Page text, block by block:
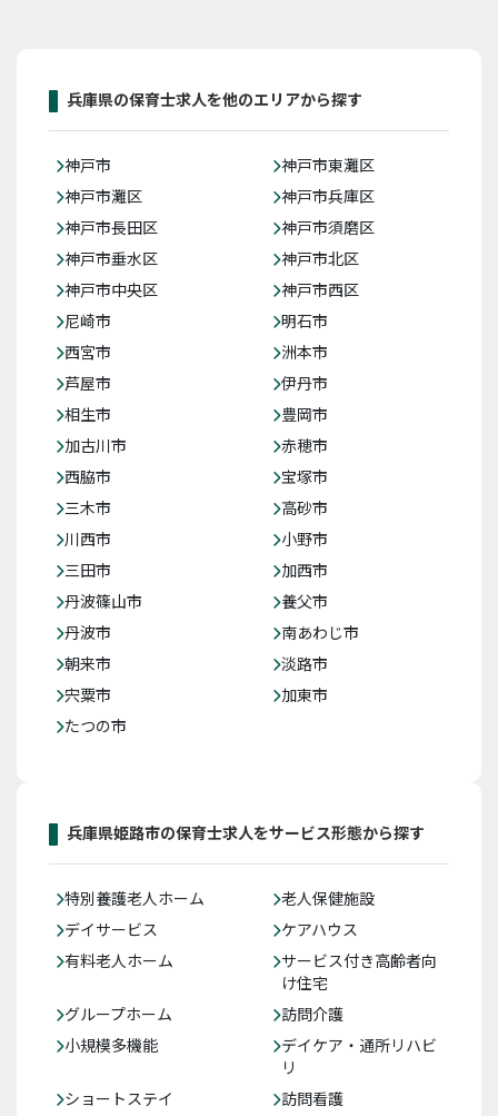
兵庫県の保育士求人を他のエリアから探す
神戸市
神戸市東灘区
神戸市灘区
神戸市兵庫区
神戸市長田区
神戸市須磨区
神戸市垂水区
神戸市北区
神戸市中央区
神戸市西区
尼崎市
明石市
西宮市
洲本市
芦屋市
伊丹市
相生市
豊岡市
加古川市
赤穂市
西脇市
宝塚市
三木市
高砂市
川西市
小野市
三田市
加西市
丹波篠山市
養父市
丹波市
南あわじ市
朝来市
淡路市
宍粟市
加東市
たつの市
兵庫県姫路市の保育士求人をサービス形態から探す
特別養護老人ホーム
老人保健施設
デイサービス
ケアハウス
有料老人ホーム
サービス付き高齢者向
け住宅
グループホーム
訪問介護
小規模多機能
デイケア・通所リハビ
リ
ショートステイ
訪問看護